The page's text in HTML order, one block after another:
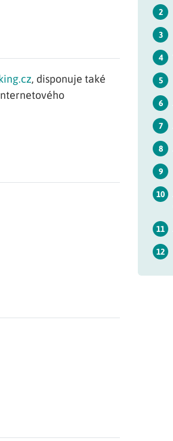
, disponuje také
2
3
4
5
6
7
8
9
10
11
12